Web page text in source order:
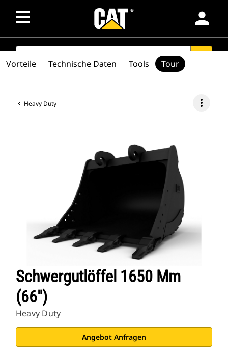
person
SEARCH
Heavy Duty more_vert
Schwergutlöffel 1650 Mm
(66")
Heavy Duty
Angebot Anfragen
Vorteile Technische Daten Tools Tour